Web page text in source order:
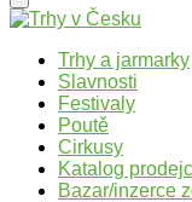
Trhy v Česku
Trhy, jarmarky,
Trhy a jarmarky
Slavnosti
Festivaly
Poutě
Cirkusy
Katalog
Bazar/inzerce